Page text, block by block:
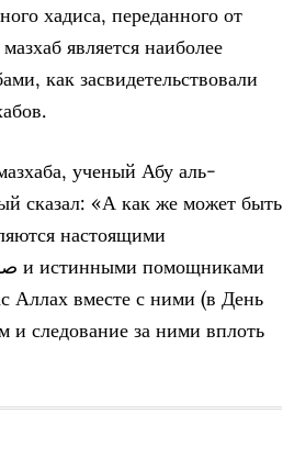
хадиса, переданного от
как засвидетельствовали
ученый Абу аль-
сказал: «А как же может быть
настоящими
Аллах вместе с ними (в День
следование за ними вплоть